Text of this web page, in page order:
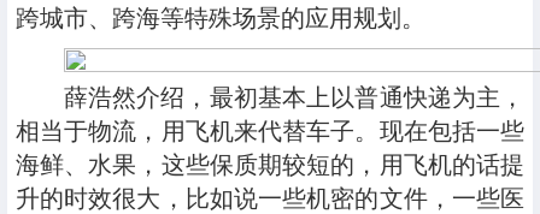
跨城市、跨海等特殊场景的应用规划。
薛浩然介绍，最初基本上以普通快递为主，
相当于物流，用飞机来代替车子。现在包括一些
海鲜、水果，这些保质期较短的，用飞机的话提
升的时效很大，比如说一些机密的文件，一些医